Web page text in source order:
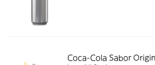
Coca-Cola Sabor